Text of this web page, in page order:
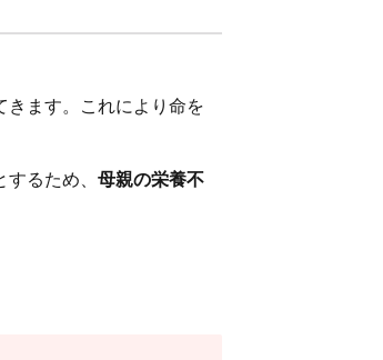
きます。これにより命を
るため、 母親の栄養不